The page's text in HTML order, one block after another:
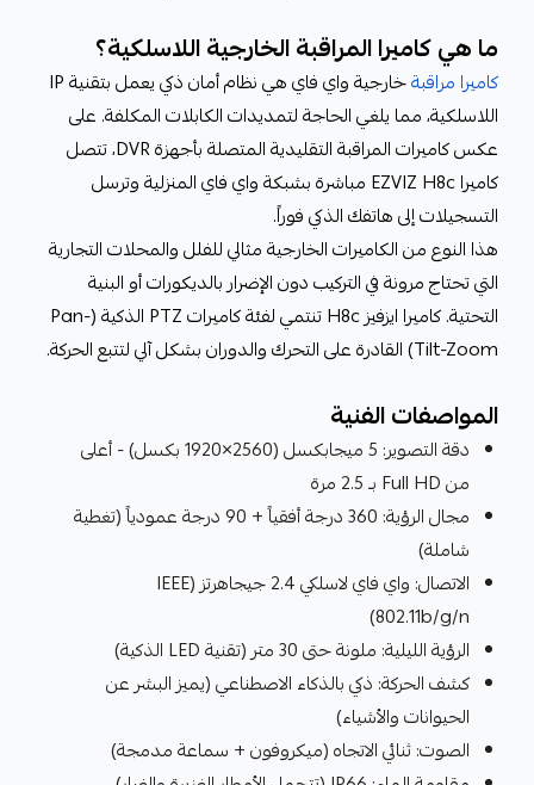
ما هي كاميرا المراقبة الخارجية اللاسلكية؟
كاميرا مراقبة
خارجية واي فاي هي نظام أمان ذكي يعمل بتقنية IP
اللاسلكية، مما يلغي الحاجة لتمديدات الكابلات المكلفة. على
عكس كاميرات المراقبة التقليدية المتصلة بأجهزة DVR، تتصل
كاميرا EZVIZ H8c مباشرة بشبكة واي فاي المنزلية وترسل
التسجيلات إلى هاتفك الذكي فوراً.
هذا النوع من الكاميرات الخارجية مثالي للفلل والمحلات التجارية
التي تحتاج مرونة في التركيب دون الإضرار بالديكورات أو البنية
التحتية. كاميرا ايزفيز H8c تنتمي لفئة كاميرات PTZ الذكية (Pan-
Tilt-Zoom) القادرة على التحرك والدوران بشكل آلي لتتبع الحركة.
المواصفات الفنية
دقة التصوير: 5 ميجابكسل (2560×1920 بكسل) - أعلى
من Full HD بـ 2.5 مرة
مجال الرؤية: 360 درجة أفقياً + 90 درجة عمودياً (تغطية
شاملة)
الاتصال: واي فاي لاسلكي 2.4 جيجاهرتز (IEEE
802.11b/g/n)
الرؤية الليلية: ملونة حتى 30 متر (تقنية LED الذكية)
كشف الحركة: ذكي بالذكاء الاصطناعي (يميز البشر عن
الحيوانات والأشياء)
الصوت: ثنائي الاتجاه (ميكروفون + سماعة مدمجة)